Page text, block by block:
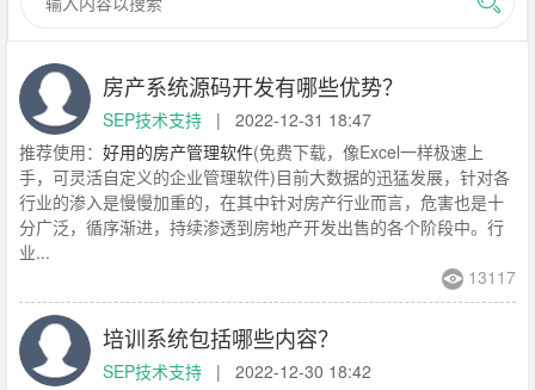
房产系统源码开发有哪些优势？
SEP技术支持 |
2022-12-31 18:47
推荐使用： 好用的房产管理软件(免费下载，像Excel一样极速上
手，可灵活自定义的企业管理软件)目前大数据的迅猛发展，针对各
行业的渗入是慢慢加重的，在其中针对房产行业而言，危害也是十
分广泛，循序渐进，持续渗透到房地产开发出售的各个阶段中。行
业...
13117
培训系统包括哪些内容？
SEP技术支持 |
2022-12-30 18:42